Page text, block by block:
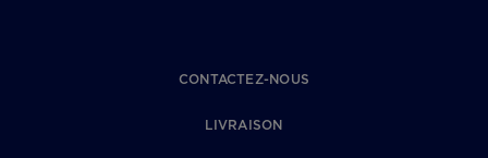
CONTACTEZ-NOUS
LIVRAISON